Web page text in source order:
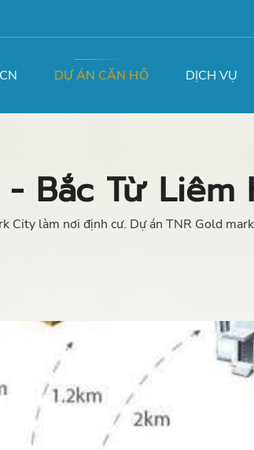
DỰ ÁN CĂN HỘ DỊCH VỤ
Bắc Từ Liêm
City làm nơi định cư. Dự án TNR Gold